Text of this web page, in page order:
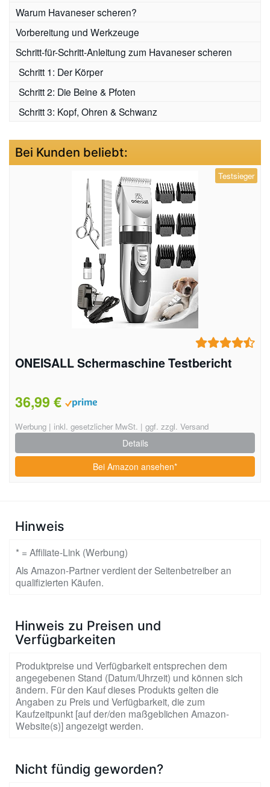
Warum Havaneser scheren?
Vorbereitung und Werkzeuge
Schritt-für-Schritt-Anleitung zum Havaneser scheren
Schritt 1: Der Körper
Schritt 2: Die Beine & Pfoten
Schritt 3: Kopf, Ohren & Schwanz
Bei Kunden beliebt:
Testsieger
ONEISALL Schermaschine Testbericht
36,99 €
Werbung | inkl. gesetzlicher MwSt. | ggf. zzgl. Versand
Details
Bei Amazon ansehen*
Hinweis
* = Affiliate-Link (Werbung)
Als Amazon-Partner verdient der Seitenbetreiber an
qualifizierten Käufen.
Hinweis zu Preisen und
Verfügbarkeiten
Produktpreise und Verfügbarkeit entsprechen dem
angegebenen Stand (Datum/Uhrzeit) und können sich
ändern. Für den Kauf dieses Produkts gelten die
Angaben zu Preis und Verfügbarkeit, die zum
Kaufzeitpunkt [auf der/den maßgeblichen Amazon-
Website(s)] angezeigt werden.
Nicht fündig geworden?